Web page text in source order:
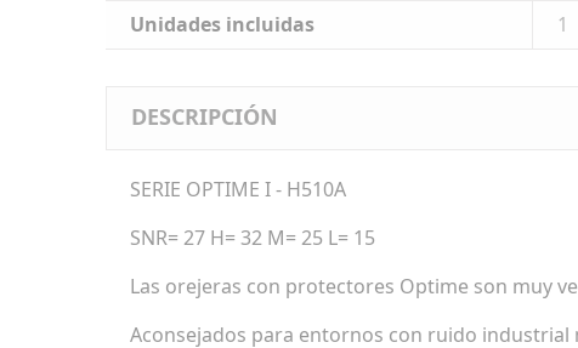
Unidades incluidas
1
DESCRIPCIÓN
SERIE OPTIME I - H510A
SNR= 27 H= 32 M= 25 L= 15
Las orejeras con protectores Optime son muy
Aconsejados para entornos con ruido industrial